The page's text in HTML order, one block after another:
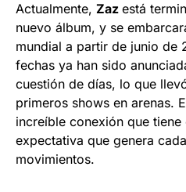
Actualmente, Zaz está
nuevo álbum, y se
mundial a partir de junio de
fechas ya han sido
cuestión de días, lo que
primeros shows en arenas.
increíble conexión que
expectativa que genera
movimientos.